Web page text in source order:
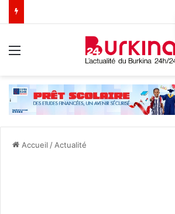
Accueil / Actualité